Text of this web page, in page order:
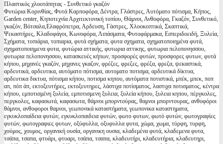
Πλαστικός χλοοτάπητας - Συνθετικό γκαζόν
Φυτώρια Κορινθίας, Φυτά Καρποφόρα, Δέντρα, Γλάστρες, Αυτόματο πότισμα, Κήπος,
Garden center, Κηποτεχνία Αρχιτεκτονική τοπίου, Θάμνοι, Ανθοφόρα, Γκαζόν, Συνθετικό,
γκαζόν, Βότσαλα,Ελαφρόπετρα, Αρδευση, Γάστρες, Χλοοκοπτικά, Σκαπτικά,
Ψεκαστήρες, Κλαδοφάγοι, Κωνοφόρα, Λιπάσματα, Φυτοφάρμακα, Εσπεριδοειδή, Ξυλεία,
Σχήματα, τοπιάρια, τοπιαρια, φυτά σχήματα, φυτα σχηματα, σχηματοποιημένα φυτά,
σχηματοποιημενα φυτα, φυτώρια αττικής, φυτωρια αττικης, φυτωρια πελοπονησσου,
φυτωρια πελοπονησσου, κατασκευές κήπων, προσφορές φυτών, προσφορες φυτων, φυτά
κήπου, μηχανές γκαζόν, μηχανες γκαζον, φρέζες, φρεζες, φρέζα, φρεζα, ψεκαστικά,
αρδευτικά, αρδευτικα, αυτόματο πότισμα, αυτοματο ποτισμα, αρδευτικά δίκτυα,
αρδευτικα δικτυα, πότισμα κήπου, ποτισμα κηπου, αυτόματα ποτιστικά, μπέκ, μπεκ, ποπ
απ, πόπ άπ, εκτοξευτήρες, εκτοξευτηρες, λάστιχα ποτίσματος, λαστιχα ποτισματος, κέντρα
κήπου, εμποτισμένη ξυλεία, εμποτισμενη ξυλεια, ξυλεία κήπου, ξυλεια κηπου, πέργκολες,
περγκολες, καφασωτά, καφασωτα, θάμνοι μπορντούρας, θαμνοι μπορντουρας, ανθοφόροι
θάμνοι, ανθοφοροι θαμνοι, γεωπονικά καταστήματα, γεωπονικα καταστηματα,
εγκυκλοπαίδεια φυτών, εγκυκλοπαιδεια φυτών, φωτο φυτων, φωτό φυτών, φωτογραφίες
φυτών, φωτογραφιες φυτων, οξύφυλλα, οξυφυλλα φυτα, χώμα, χωμα, τύρφη, τυρφη,
χούμος, χουμος, οργανική ουσία, οργανικη ουσια, κλαδεμένα φυτά, κλαδεμενα φυτα,
τσάπα, τσαπα, φτυάρι, φτυαρι, τσάπα, τσαπα, κλαδευτήρι, κλαδευτήρια, κλαδευτηρι,